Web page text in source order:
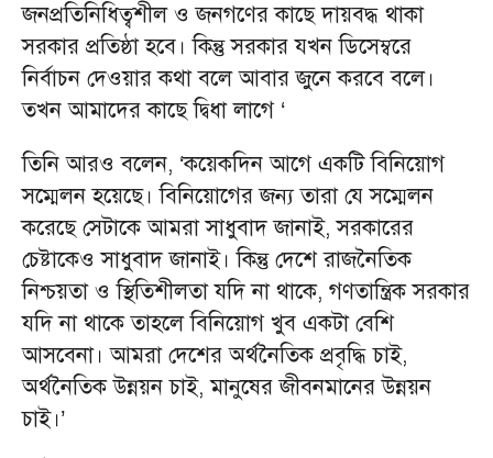
জনপ্রতিনিধিত্বশীল ও জনগণের কাছে দায়বদ্ধ থাকা
সরকার প্রতিষ্ঠা হবে। কিন্তু সরকার যখন ডিসেম্বরে
নির্বাচন দেওয়ার কথা বলে আবার জুনে করবে বলে।
তখন আমাদের কাছে দ্বিধা লাগে ‘
তিনি আরও বলেন, ‘কয়েকদিন আগে একটি বিনিয়োগ
সম্মেলন হয়েছে। বিনিয়োগের জন্য তারা যে সম্মেলন
করেছে সেটাকে আমরা সাধুবাদ জানাই, সরকারের
চেষ্টাকেও সাধুবাদ জানাই। কিন্তু দেশে রাজনৈতিক
নিশ্চয়তা ও স্থিতিশীলতা যদি না থাকে, গণতান্ত্রিক সরকার
যদি না থাকে তাহলে বিনিয়োগ খুব একটা বেশি
আসবেনা। আমরা দেশের অর্থনৈতিক প্রবৃদ্ধি চাই,
অর্থনৈতিক উন্নয়ন চাই, মানুষের জীবনমানের উন্নয়ন
চাই।’